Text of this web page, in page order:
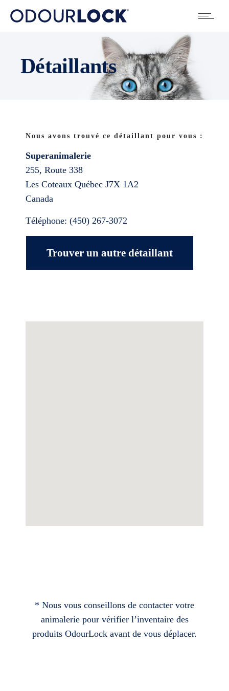
Détaillants
Nous avons trouvé ce détaillant pour vous :
Superanimalerie
255, Route 338
Les Coteaux Québec J7X 1A2
Canada
Téléphone: (450) 267-3072
Trouver un autre détaillant
* Nous vous conseillons de contacter votre
animalerie pour vérifier l’inventaire des
produits OdourLock avant de vous déplacer.